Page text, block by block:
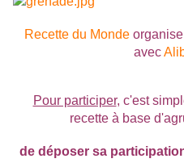
Recette du Mondeorganise
avec
Pour participer, c'est
recette à base
de déposer sa